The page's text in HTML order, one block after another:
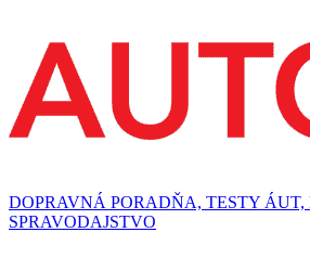
DOPRAVNÁ PORADŇA, TESTY ÁUT,
SPRAVODAJSTVO